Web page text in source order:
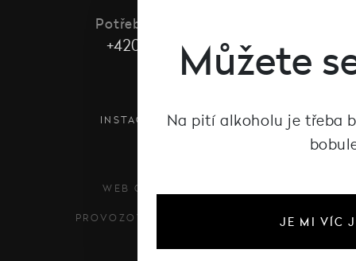
Potřebujete poradit?
+420 485 101 486
INSTAGRAM FACEBOOK
WEB ODŠPUNTOVAL
PROVOZOVÁNO NA SYSTÉMU
Můžete
Na pití alkoholu je třeba
JE MI VÍC